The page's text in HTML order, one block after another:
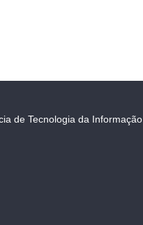
de Tecnologia da Informação